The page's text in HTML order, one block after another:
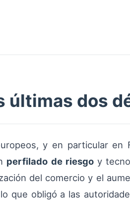
últimas dos
y en particular en
perfilado de riesgoy
del comercio y el
que obligó a las